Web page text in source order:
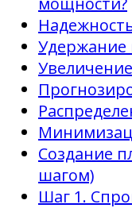
Удержание
Создание
шагом)
Шаг 1.